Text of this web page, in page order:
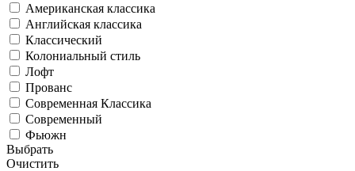
Американская классика
Английская классика
Классический
Колониальный стиль
Лофт
Прованс
Современная Классика
Современный
Фьюжн
Выбрать
Очистить